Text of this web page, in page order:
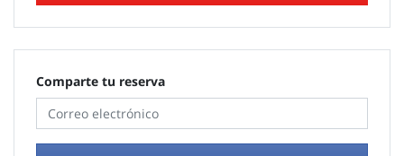
Comparte tu reserva